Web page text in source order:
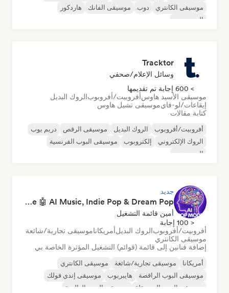
موسيقى الكانتري
دوب موسيقى الفانك
هاردكور
الهيب هوب
Tracktor
وسائل الإعلام/صحفي
> 600 إجابة تم تقديمها
موسيقى الأسيد هاوسأفروبيت/أفروبوبالروك البديل
إيقاعات/لو-فايموسيقى تشيل هاوس
كتابة مقالات
أفروبيت/أفروبوب الروك البديل موسيقى الرقص
دريم بوب
الروك الإلكتروني
إلكتروبوب
موسيقى البوب الفرنسية
الهيب هوب
جديد
Pop Machine Mode 🤖 AI Music, Indie Pop & Dream Pop
أمين قائمة التشغيل
< 100 إجابة
أفروبيت/أفروبوبالروك البديلأمريكاناموسيقى تجارية/شائعة
موسيقى الكانتري
إضافة فنانين إلى قائمة (قوائم) التشغيل المؤثرة الخاصة بي
أمريكانا موسيقى تجارية/شائعة
موسيقى الكانتري
موسيقى البوب الراقصة
هايبربوب
موسيقى إندي فولك
موسيقى البوب المستقلة
موسيقى البوب العالمية